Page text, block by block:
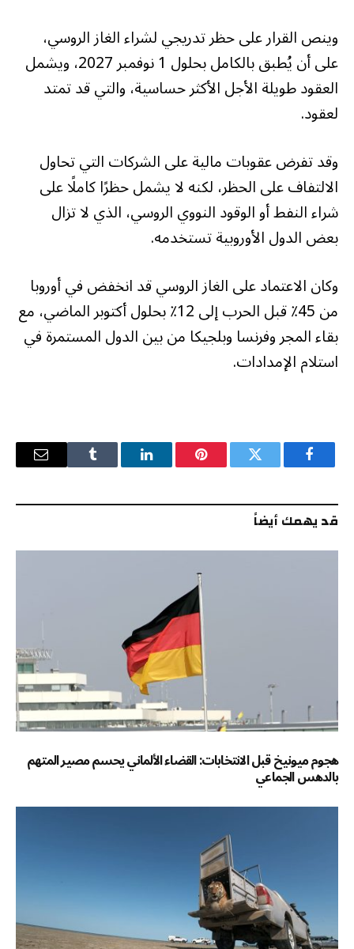
وينص القرار على حظر تدريجي لشراء الغاز الروسي،
على أن يُطبق بالكامل بحلول 1 نوفمبر 2027، ويشمل
العقود طويلة الأجل الأكثر حساسية، والتي قد تمتد
لعقود.
وقد تفرض عقوبات مالية على الشركات التي تحاول
الالتفاف على الحظر، لكنه لا يشمل حظرًا كاملًا على
شراء النفط أو الوقود النووي الروسي، الذي لا تزال
بعض الدول الأوروبية تستخدمه.
وكان الاعتماد على الغاز الروسي قد انخفض في أوروبا
من 45٪ قبل الحرب إلى 12٪ بحلول أكتوبر الماضي، مع
بقاء المجر وفرنسا وبلجيكا من بين الدول المستمرة في
استلام الإمدادات.
فيسبوك تويتر بينتيريستلينكدإن Tumblr
البريد
قد يهمك أيضاً
هجوم ميونيخ قبل الانتخابات: القضاء الألماني يحسم مصير المتهم
بالدهس الجماعي